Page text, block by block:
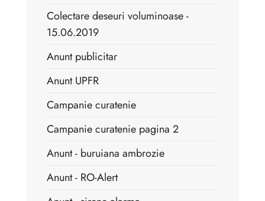
Colectare deseuri voluminoase -
15.06.2019
Anunt publicitar
Anunt UPFR
Campanie curatenie
Campanie curatenie pagina 2
Anunt - buruiana ambrozie
Anunt - RO-Alert